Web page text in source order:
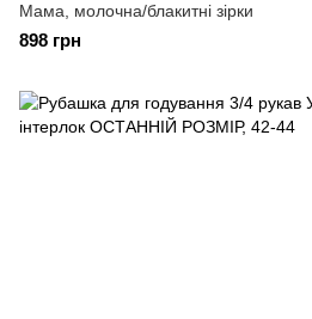
Мама, молочна/блакитні зірки
898 грн